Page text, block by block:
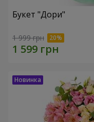
Букет "Дори"
1 999 грн